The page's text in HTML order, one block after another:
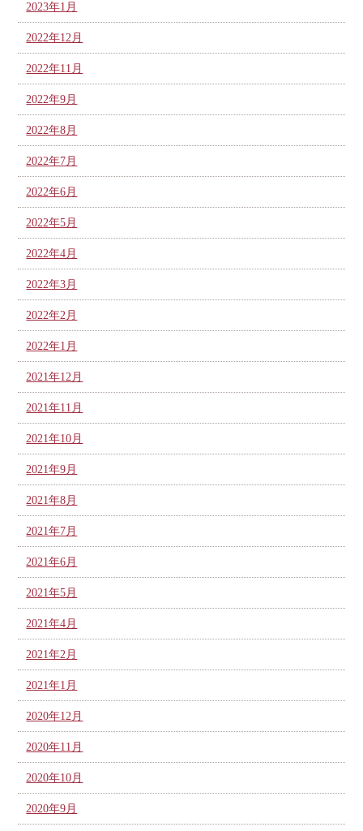
2023年1月
2022年12月
2022年11月
2022年9月
2022年8月
2022年7月
2022年6月
2022年5月
2022年4月
2022年3月
2022年2月
2022年1月
2021年12月
2021年11月
2021年10月
2021年9月
2021年8月
2021年7月
2021年6月
2021年5月
2021年4月
2021年2月
2021年1月
2020年12月
2020年11月
2020年10月
2020年9月